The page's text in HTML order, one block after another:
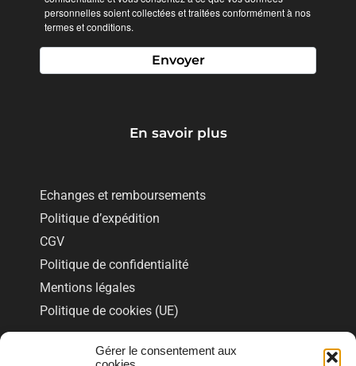
Gérer le consentement aux
personnelles soient collectées et traitées conformément à nos
termes et conditions.
En savoir plus
Echanges et remboursements
Politique d’expédition
CGV
Politique de confidentialité
Mentions légales
Politique de cookies (UE)